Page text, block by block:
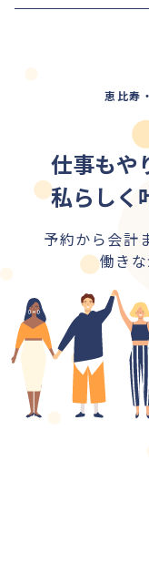
恵比寿
仕事もや
私らしく
予約から会計
働き